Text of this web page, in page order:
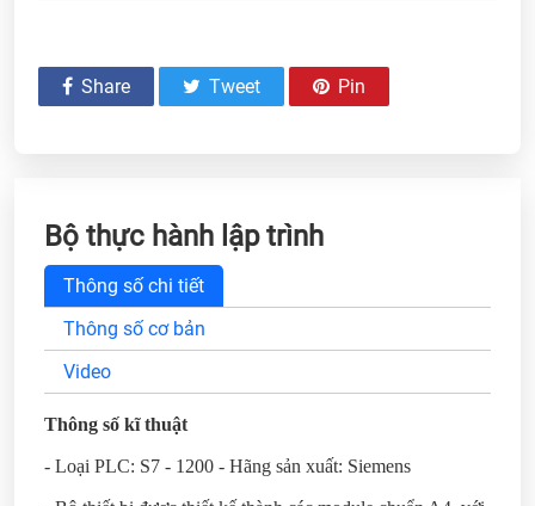
Share Tweet Pin
Bộ thực hành lập trình
Thông số chi tiết
Thông số cơ bản
Video
Thông số kĩ thuật
- Loại PLC: S7 - 1200 - Hãng sản xuất: Siemens